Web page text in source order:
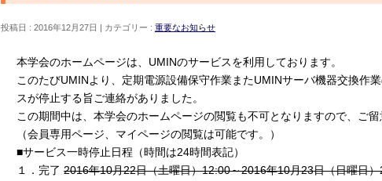
投稿日 : 2016年12月27日 カテゴリー : 重要なお知らせ
本学会のホームページは、UMINのサービスを利用しております。
このたびUMINより、定期電源設備保守作業またUMINサーバ機器交換作
スが停止する旨ご連絡がありました。
この期間中は、本学会のホームページの閲覧も不可となりますので、ご留
（会員専用ページ、マイページの閲覧は可能です。）
■サービス一時停止日程（時間は24時間表記）
１．完了 2016年10月22日（土曜日）12:00～2016年10月23日（日曜日